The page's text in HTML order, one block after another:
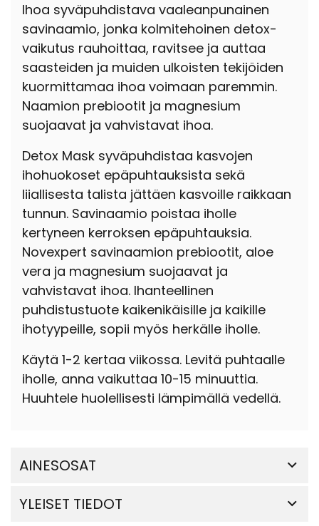
Ihoa syväpuhdistava vaaleanpunainen
savinaamio, jonka kolmitehoinen detox-
vaikutus rauhoittaa, ravitsee ja auttaa
saasteiden ja muiden ulkoisten tekijöiden
kuormittamaa ihoa voimaan paremmin.
Naamion prebiootit ja magnesium
suojaavat ja vahvistavat ihoa.
Detox Mask syväpuhdistaa kasvojen
ihohuokoset epäpuhtauksista sekä
liiallisesta talista jättäen kasvoille raikkaan
tunnun. Savinaamio poistaa iholle
kertyneen kerroksen epäpuhtauksia.
Novexpert savinaamion prebiootit, aloe
vera ja magnesium suojaavat ja
vahvistavat ihoa. Ihanteellinen
puhdistustuote kaikenikäisille ja kaikille
ihotyypeille, sopii myös herkälle iholle.
Käytä 1-2 kertaa viikossa. Levitä puhtaalle
iholle, anna vaikuttaa 10-15 minuuttia.
Huuhtele huolellisesti lämpimällä vedellä.
AINESOSAT
YLEISET TIEDOT